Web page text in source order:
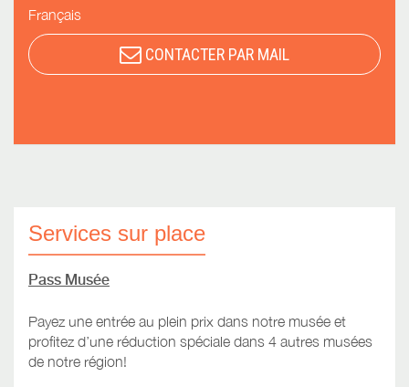
Français
CONTACTER PAR MAIL
Services sur place
Pass Musée
Payez une entrée au plein prix dans notre musée et
profitez d’une réduction spéciale dans 4 autres musées
de notre région!